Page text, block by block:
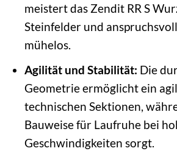
meistert das Zendit RR S
Steinfelder und
mühelos.
Agilität und Stabilität: Die
Geometrie ermöglicht ein
technischen Sektionen,
Bauweise für Laufruhe bei
Geschwindigkeiten sorgt.